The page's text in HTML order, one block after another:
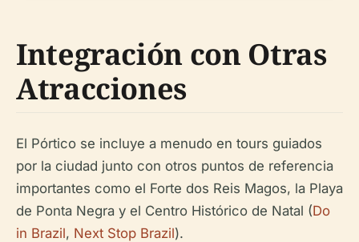
Integración con Otras
Atracciones
El Pórtico se incluye a menudo en tours guiados
por la ciudad junto con otros puntos de referencia
importantes como el Forte dos Reis Magos, la Playa
de Ponta Negra y el Centro Histórico de Natal (Do
in Brazil, Next Stop Brazil).